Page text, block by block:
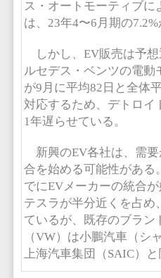
ス・オートモーティブに
は、23年4〜6月期の
しかし、EV販売は予想
ルセデス・ベンツの電動
が9月に平均82日と全体
対応するため、デトロ
1年遅らせている。
新興のEV各社は、需要
合を始める可能性がある
でにEVメーカーの統合
テスラが半分近くを占
ているが、既存のブラ
（VW）は小鵬汽車（シ
上海汽車集団（SAIC）と